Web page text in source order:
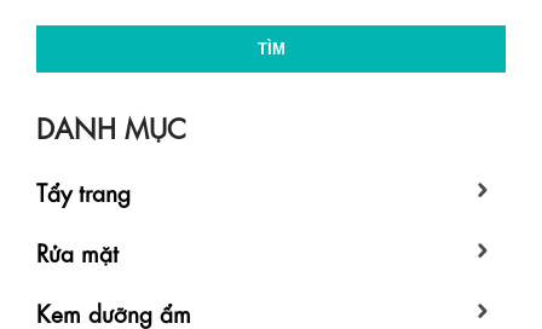
TÌM
DANH MỤC
Tẩy trang
Rửa mặt
Kem dưỡng ẩm